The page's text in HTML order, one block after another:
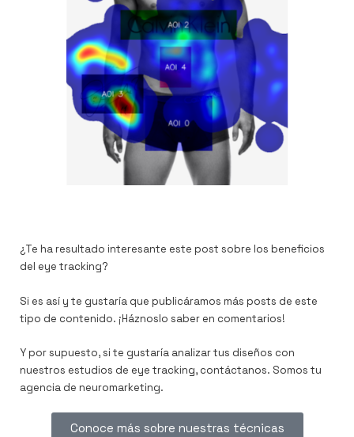
¿Te ha resultado interesante este post sobre los beneficios
del eye tracking?
Si es así y te gustaría que publicáramos más posts de este
tipo de contenido. ¡Háznoslo saber en comentarios!
Y por supuesto, si te gustaría analizar tus diseños con
nuestros estudios de eye tracking, contáctanos. Somos tu
agencia de neuromarketing.
Conoce más sobre nuestras técnicas